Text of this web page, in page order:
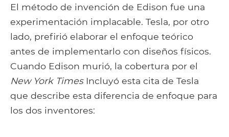
El método de invención de Edison fue una
experimentación implacable. Tesla, por otro
lado, prefirió elaborar el enfoque teórico
antes de implementarlo con diseños físicos.
Cuando Edison murió, la cobertura por el
New York TimesIncluyó esta cita de Tesla
que describe esta diferencia de enfoque para
los dos inventores: